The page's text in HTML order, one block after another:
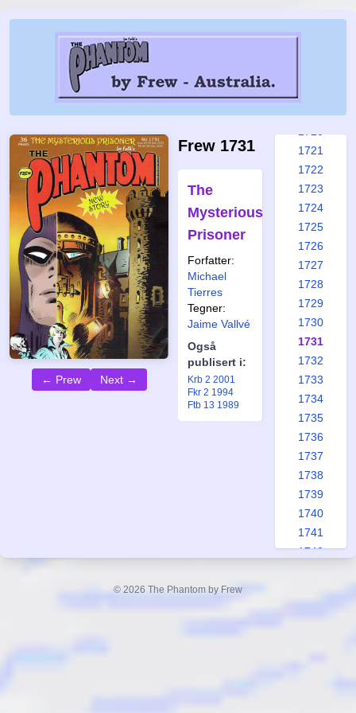
← Prew Next →
Frew 1731
The
Mysterious
Prisoner
Forfatter:
Michael
Tierres
Tegner:
Jaime Vallvé
Også
publisert i:
Krb 2 2001
Fkr 2 1994
Ftb 13 1989
1714
1715
1721
1722
1723
1724
1725
1726
1727
1728
1729
1730
1731
1732
1733
1734
1735
1736
1737
1738
1739
1740
1741
1742
© 2026 The Phantom by Frew